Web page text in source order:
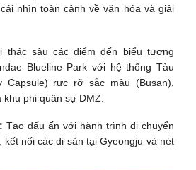
nhìn toàn cảnh về văn hóa và giải
thác sâu các điểm đến biểu tượng
Blueline Park với hệ thống Tàu
Capsule) rực rỡ sắc màu (Busan),
phi quân sự DMZ.
Tạo dấu ấn với hành trình di chuyển
kết nối các di sản tại Gyeongju và nét